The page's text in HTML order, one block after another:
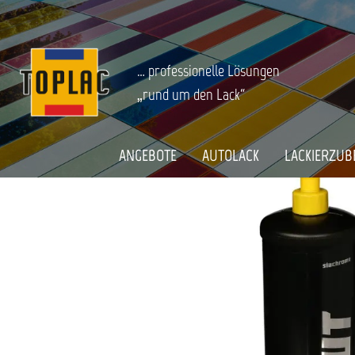
Zur Hauptnavigation springen
… professionelle Lösungen
„rund um den Lack“
ANGEBOTE AUTOLACK
Startseite FAHRZEUGPFLEGE Polituren
SIACHROME CUT
Bildergalerie überspringen